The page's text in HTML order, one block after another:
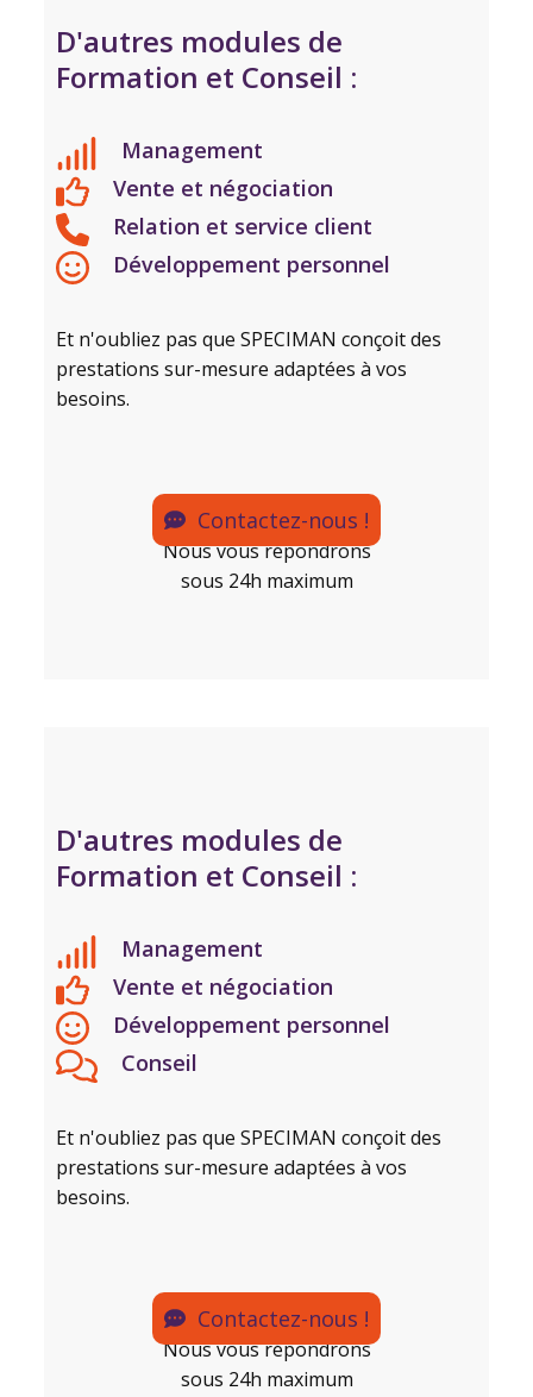
D'autres modules de
Formation et Conseil :
Management
Vente et négociation
Relation et service client
Développement personnel
Et n'oubliez pas que SPECIMAN conçoit des
prestations sur-mesure adaptées à vos
besoins.
Contactez-nous !
Nous vous répondrons
sous 24h maximum
D'autres modules de
Formation et Conseil :
Management
Vente et négociation
Développement personnel
Conseil
Et n'oubliez pas que SPECIMAN conçoit des
prestations sur-mesure adaptées à vos
besoins.
Contactez-nous !
Nous vous répondrons
sous 24h maximum